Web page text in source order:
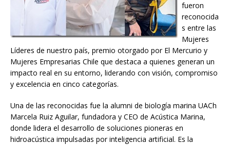
fueron
reconocida
s entre las
Mujeres
Líderes de nuestro país, premio otorgado por El Mercurio y
Mujeres Empresarias Chile que destaca a quienes generan un
impacto real en su entorno, liderando con visión, compromiso
y excelencia en cinco categorías.
Una de las reconocidas fue la alumni de biología marina UACh
Marcela Ruiz Aguilar, fundadora y CEO de Acústica Marina,
donde lidera el desarrollo de soluciones pioneras en
hidroacústica impulsadas por inteligencia artificial. Es la